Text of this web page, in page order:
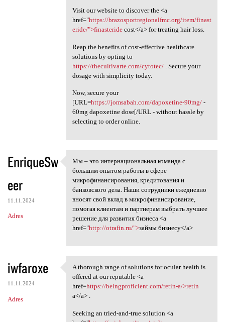
Visit our website to discover the <a
href="https://brazosportregionalfmc.org/item/finast
eride/">finasteridecost</a> for treating hair loss.
Reap the benefits of cost-effective healthcare
solutions by opting to
https://thecultivarte.com/cytotec/. Secure your
dosage with simplicity today.
Now, secure your
[URL=https://jomsabah.com/dapoxetine-90mg/-
60mg dapoxetine dose[/URL - without hassle by
selecting to order online.
EnriqueSw
eer
11.11.2024
Adres
Мы – это интернациональная
Мы – это интернациональная команда с
большим опытом работы в сфере
микрофинансирования, кредитования и
банковского дела. Наши сотрудники ежедневно
вносят свой вклад в микрофинансирование,
помогая клиентам и партнерам выбрать лучшее
решение для развития бизнеса <a
href="http://otrafin.ru/">займы бизнесу</a>
iwfaroxe
11.11.2024
Adres
A thorough range of solutions
A thorough range of solutions for ocular health is
offered at our reputable <a
href=https://beingproficient.com/retin-a/>retin
a</a> .
Seeking an tried-and-true solution <a